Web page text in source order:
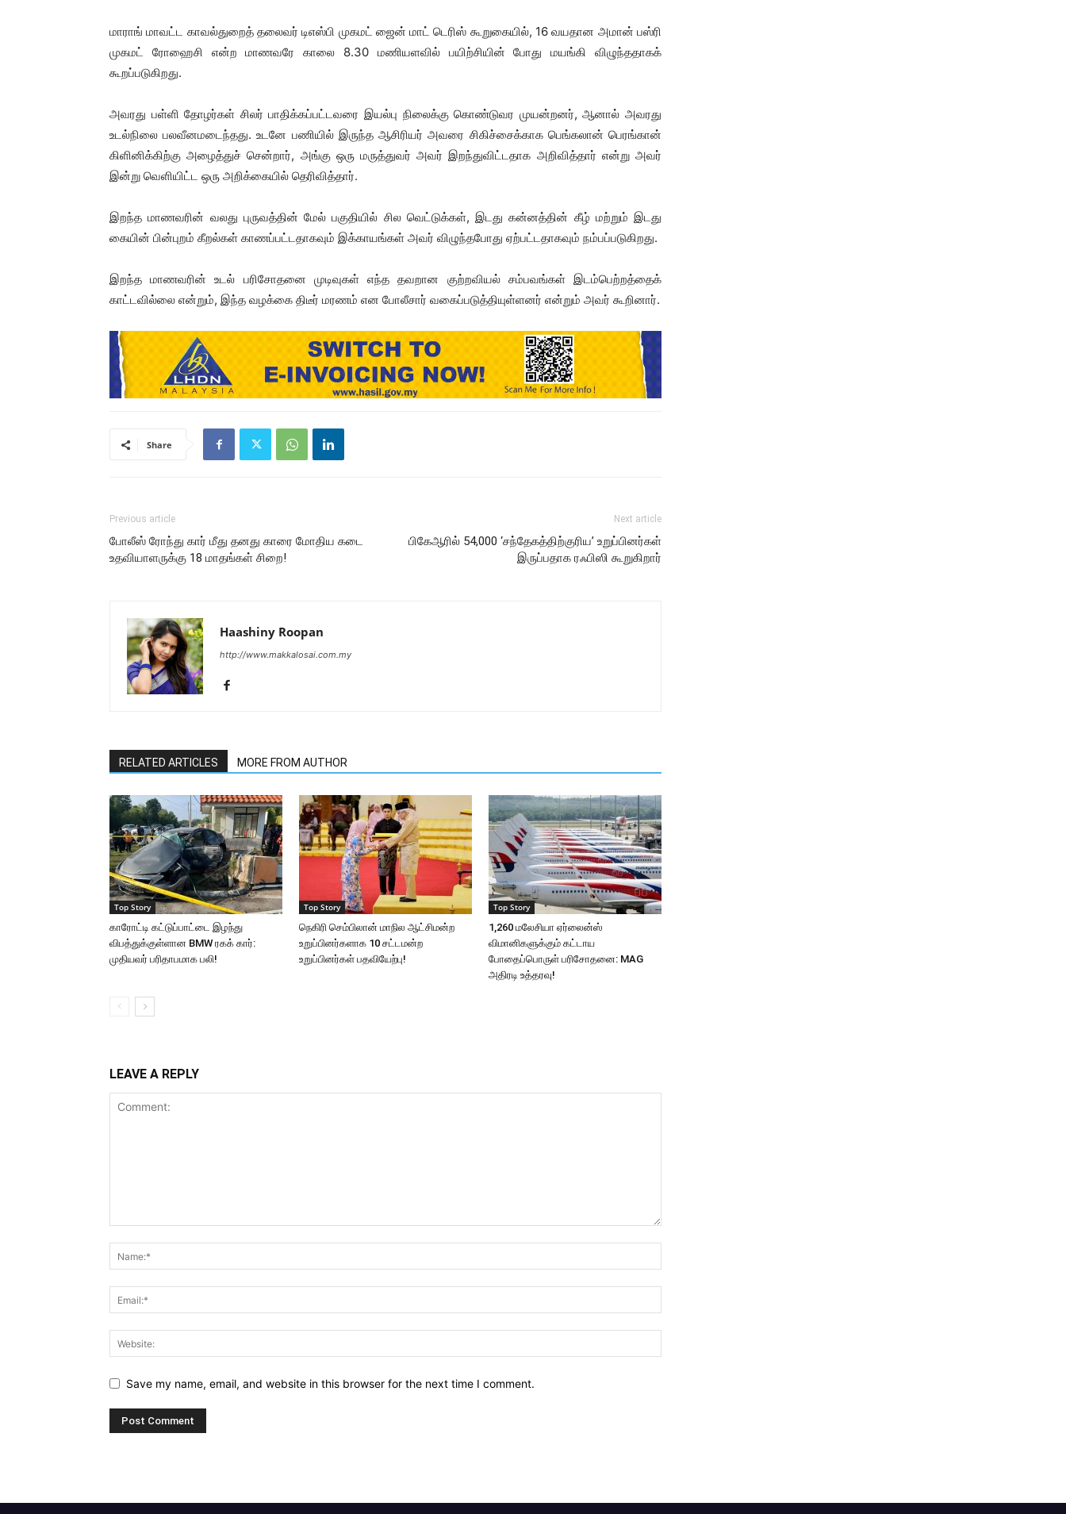
மாராங் மாவட்ட காவல்துறைத் தலைவர் டிஎஸ்பி முகமட் ஜைன் மாட் டெரிஸ் கூறுகையில், 16 வயதான அமான் பஸ்ரி
முகமட் ரோஹைசி என்ற மாணவரே காலை 8.30 மணியளவில் பயிற்சியின் போது மயங்கி விழுந்ததாகக்
கூறப்படுகிறது.
அவரது பள்ளி தோழர்கள் சிலர் பாதிக்கப்பட்டவரை இயல்பு நிலைக்கு கொண்டுவர முயன்றனர், ஆனால் அவரது
உடல்நிலை பலவீனமடைந்தது. உடனே பணியில் இருந்த ஆசிரியர் அவரை சிகிச்சைக்காக பெங்கலான் பெரங்கான்
கிளினிக்கிற்கு அழைத்துச் சென்றார், அங்கு ஒரு மருத்துவர் அவர் இறந்துவிட்டதாக அறிவித்தார் என்று அவர்
இன்று வெளியிட்ட ஒரு அறிக்கையில் தெரிவித்தார்.
இறந்த மாணவரின் வலது புருவத்தின் மேல் பகுதியில் சில வெட்டுக்கள், இடது கன்னத்தின் கீழ் மற்றும் இடது
கையின் பின்புறம் கீறல்கள் காணப்பட்டதாகவும் இக்காயங்கள் அவர் விழுந்தபோது ஏற்பட்டதாகவும் நம்பப்படுகிறது.
இறந்த மாணவரின் உடல் பரிசோதனை முடிவுகள் எந்த தவறான குற்றவியல் சம்பவங்கள் இடம்பெற்றத்தைக்
காட்டவில்லை என்றும், இந்த வழக்கை திடீர் மரணம் என போலீசார் வகைப்படுத்தியுள்ளனர் என்றும் அவர் கூறினார்.
Share
Previous article
போலீஸ் ரோந்து கார் மீது தனது காரை மோதிய கடை
உதவியாளருக்கு 18 மாதங்கள் சிறை!
Next article
பிகேஆரில் 54,000 ‘சந்தேகத்திற்குரிய’ உறுப்பினர்கள்
இருப்பதாக ரஃபிஸி கூறுகிறார்
Haashiny Roopan
http://www.makkalosai.com.my
RELATED ARTICLES MORE FROM AUTHOR
Top Story
காரோட்டி கட்டுப்பாட்டை இழந்து
விபத்துக்குள்ளான BMW ரகக் கார்:
முதியவர் பரிதாபமாக பலி!
Top Story
நெகிரி செம்பிலான் மாநில ஆட்சிமன்ற
உறுப்பினர்களாக 10 சட்டமன்ற
உறுப்பினர்கள் பதவியேற்பு!
Top Story
1,260 மலேசியா ஏர்லைன்ஸ்
விமானிகளுக்கும் கட்டாய
போதைப்பொருள் பரிசோதனை: MAG
அதிரடி உத்தரவு!
LEAVE A REPLY
Save my name, email, and website in this browser for the next time I comment.